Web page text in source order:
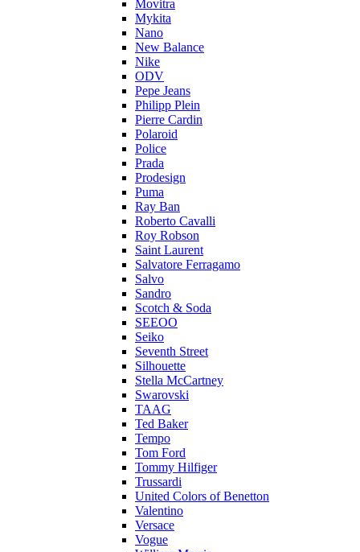
Movitra
Mykita
Nano
New Balance
Nike
ODV
Pepe Jeans
Philipp Plein
Pierre Cardin
Polaroid
Police
Prada
Prodesign
Puma
Ray Ban
Roberto Cavalli
Roy Robson
Saint Laurent
Salvatore Ferragamo
Salvo
Sandro
Scotch & Soda
SEEOO
Seiko
Seventh Street
Silhouette
Stella McCartney
Swarovski
TAAG
Ted Baker
Tempo
Tom Ford
Tommy Hilfiger
Trussardi
United Colors of Benetton
Valentino
Versace
Vogue